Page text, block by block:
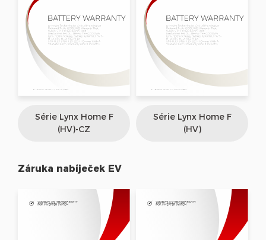
Série Lynx Home F
(HV)-CZ
Série Lynx Home F
(HV)
Záruka nabíječek EV